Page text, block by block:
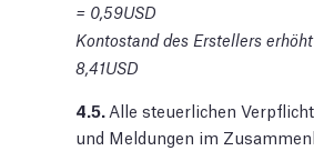
= 0,59USD
Kontostand des Erstellers
8,41USD
4.5. Alle steuerlichen
und Meldungen im